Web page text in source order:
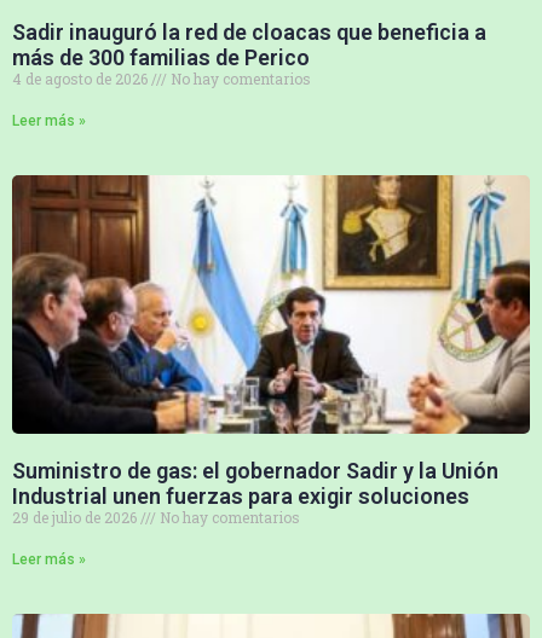
Sadir inauguró la red de cloacas que beneficia a
más de 300 familias de Perico
4 de agosto de 2026 No hay comentarios
Leer más »
Suministro de gas: el gobernador Sadir y la Unión
Industrial unen fuerzas para exigir soluciones
29 de julio de 2026 No hay comentarios
Leer más »